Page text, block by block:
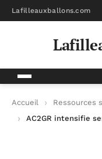
Lafilleauxballons.com
Accueil
Ressources
AC2GR intensifie